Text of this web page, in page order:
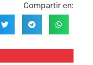
Compartir en: